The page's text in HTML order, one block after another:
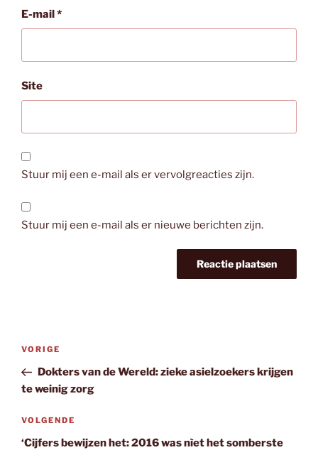
E-mail*
Site
Stuur mij een e-mail als er vervolgreacties zijn.
Stuur mij een e-mail als er nieuwe berichten zijn.
Bericht
Vorig
bericht
VORIGE
Dokters van de Wereld: zieke asielzoekers krijgen
te weinig zorg
Volgend
bericht
VOLGENDE
‘Cijfers bewijzen het: 2016 was nìet het somberste